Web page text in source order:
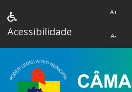
Acessibilidade
A+
A-